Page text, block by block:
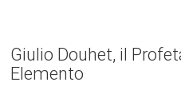
Giulio Douhet, il
Elemento